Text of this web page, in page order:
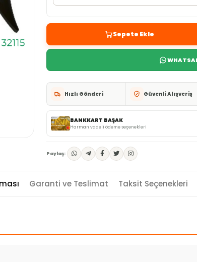
Sepete Ekle
Hızlı Gönderi Güvenli Alışveriş
BANKKART BAŞAK
Harman vadeli ödeme seçenekleri
Paylaş:
Garanti ve Teslimat Taksit Seçenekleri